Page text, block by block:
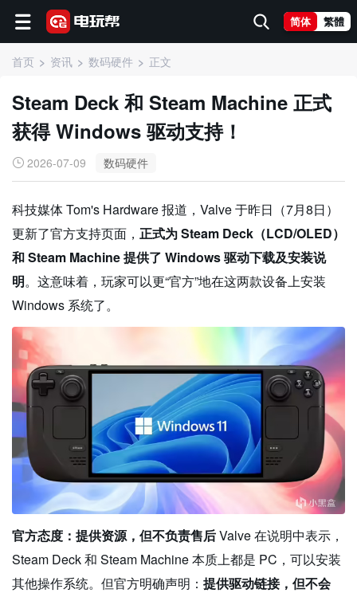
简体 繁體
首页 资讯 数码硬件 正文
Steam Deck 和 Steam Machine 正式
获得 Windows 驱动支持！
2026-07-09 数码硬件
科技媒体 Tom's Hardware 报道，Valve 于昨日（7月8日）
更新了官方支持页面， 正式为 Steam Deck（LCD/OLED）
和 Steam Machine 提供了 Windows 驱动下载及安装说
明。这意味着，玩家可以更“官方”地在这两款设备上安装
Windows 系统了。
官方态度：提供资源，但不负责售后Valve 在说明中表示，
Steam Deck 和 Steam Machine 本质上都是 PC，可以安装
其他操作系统。但官方明确声明： 提供驱动链接，但不会